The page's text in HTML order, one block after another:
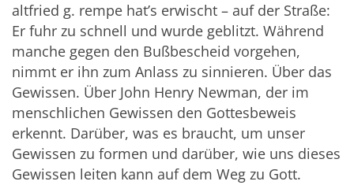
altfried g. rempe hat’s erwischt – auf der Straße:
Er fuhr zu schnell und wurde geblitzt. Während
manche gegen den Bußbescheid vorgehen,
nimmt er ihn zum Anlass zu sinnieren. Über das
Gewissen. Über John Henry Newman, der im
menschlichen Gewissen den Gottesbeweis
erkennt. Darüber, was es braucht, um unser
Gewissen zu formen und darüber, wie uns dieses
Gewissen leiten kann auf dem Weg zu Gott.